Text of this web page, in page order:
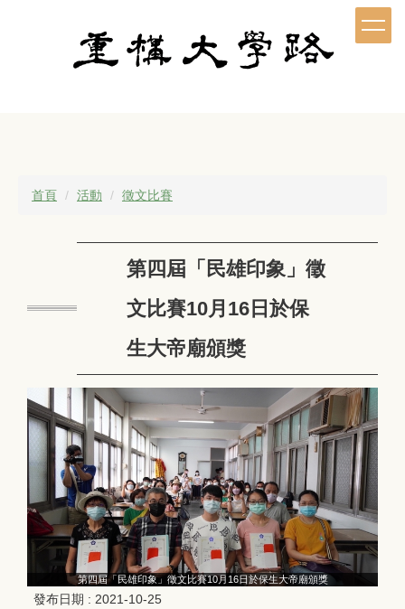
首頁 活動 徵文比賽
第四屆「民雄印象」徵
文比賽10月16日於保
生大帝廟頒獎
第四屆「民雄印象」徵文比賽10月16日於保生大帝廟頒獎
發布日期 : 2021-10-25